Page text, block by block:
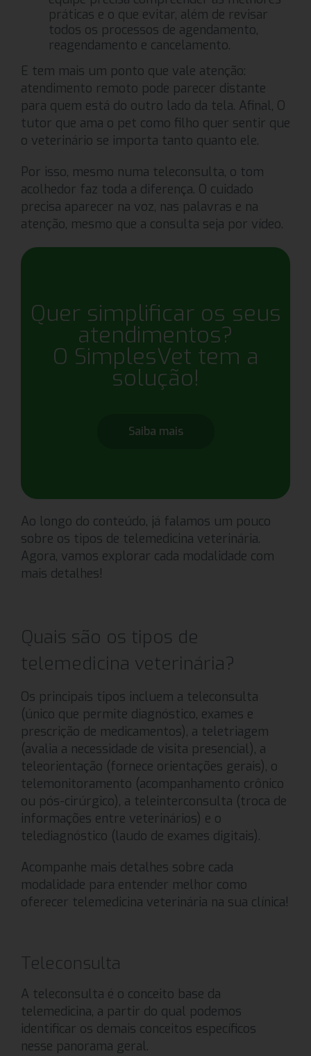
práticas e o que evitar, além de revisar
todos os processos de agendamento,
reagendamento e cancelamento.
E tem mais um ponto que vale atenção:
atendimento remoto pode parecer distante
para quem está do outro lado da tela. Afinal, O
tutor que ama o pet como filho quer sentir que
o veterinário se importa tanto quanto ele.
Por isso, mesmo numa teleconsulta, o tom
acolhedor faz toda a diferença. O cuidado
precisa aparecer na voz, nas palavras e na
atenção, mesmo que a consulta seja por vídeo.
Quer simplificar os seus
atendimentos?
O SimplesVet tem a
solução!
Saiba mais
Ao longo do conteúdo, já falamos um pouco
sobre os tipos de telemedicina veterinária.
Agora, vamos explorar cada modalidade com
mais detalhes!
Quais são os tipos de
telemedicina veterinária?
Os principais tipos incluem a teleconsulta
(único que permite diagnóstico, exames e
prescrição de medicamentos), a teletriagem
(avalia a necessidade de visita presencial), a
teleorientação (fornece orientações gerais), o
telemonitoramento (acompanhamento crônico
ou pós-cirúrgico), a teleinterconsulta (troca de
informações entre veterinários) e o
telediagnóstico (laudo de exames digitais).
Acompanhe mais detalhes sobre cada
modalidade para entender melhor como
oferecer telemedicina veterinária na sua clínica!
Teleconsulta
A teleconsulta é o conceito base da
telemedicina, a partir do qual podemos
identificar os demais conceitos específicos
nesse panorama geral.